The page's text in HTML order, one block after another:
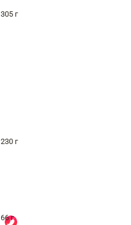
305 г
230 г
66 г